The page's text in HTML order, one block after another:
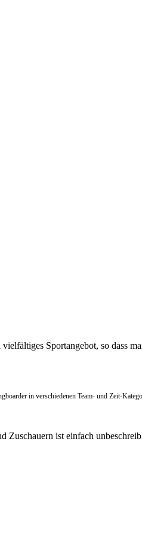
Sportangebot, so dass
in verschiedenen Team- und Zeit-
ist einfach